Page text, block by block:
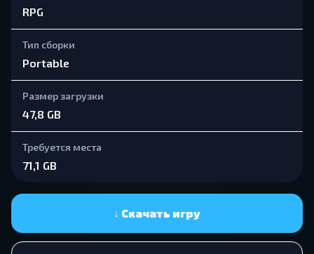
RPG
Тип сборки
Portable
Размер загрузки
47,8 GB
Требуется места
71,1 GB
↓ Скачать игру